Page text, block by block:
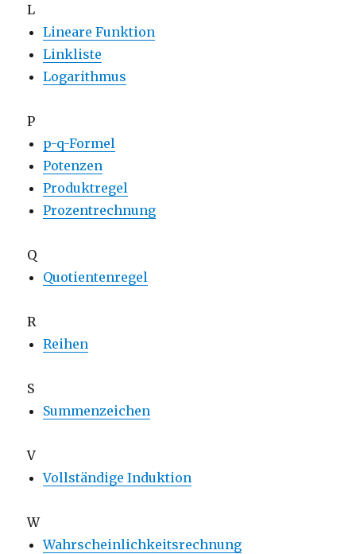
L
Lineare Funktion
Linkliste
Logarithmus
P
p-q-Formel
Potenzen
Produktregel
Prozentrechnung
Q
Quotientenregel
R
Reihen
S
Summenzeichen
V
Vollständige Induktion
W
Wahrscheinlichkeitsrechnung